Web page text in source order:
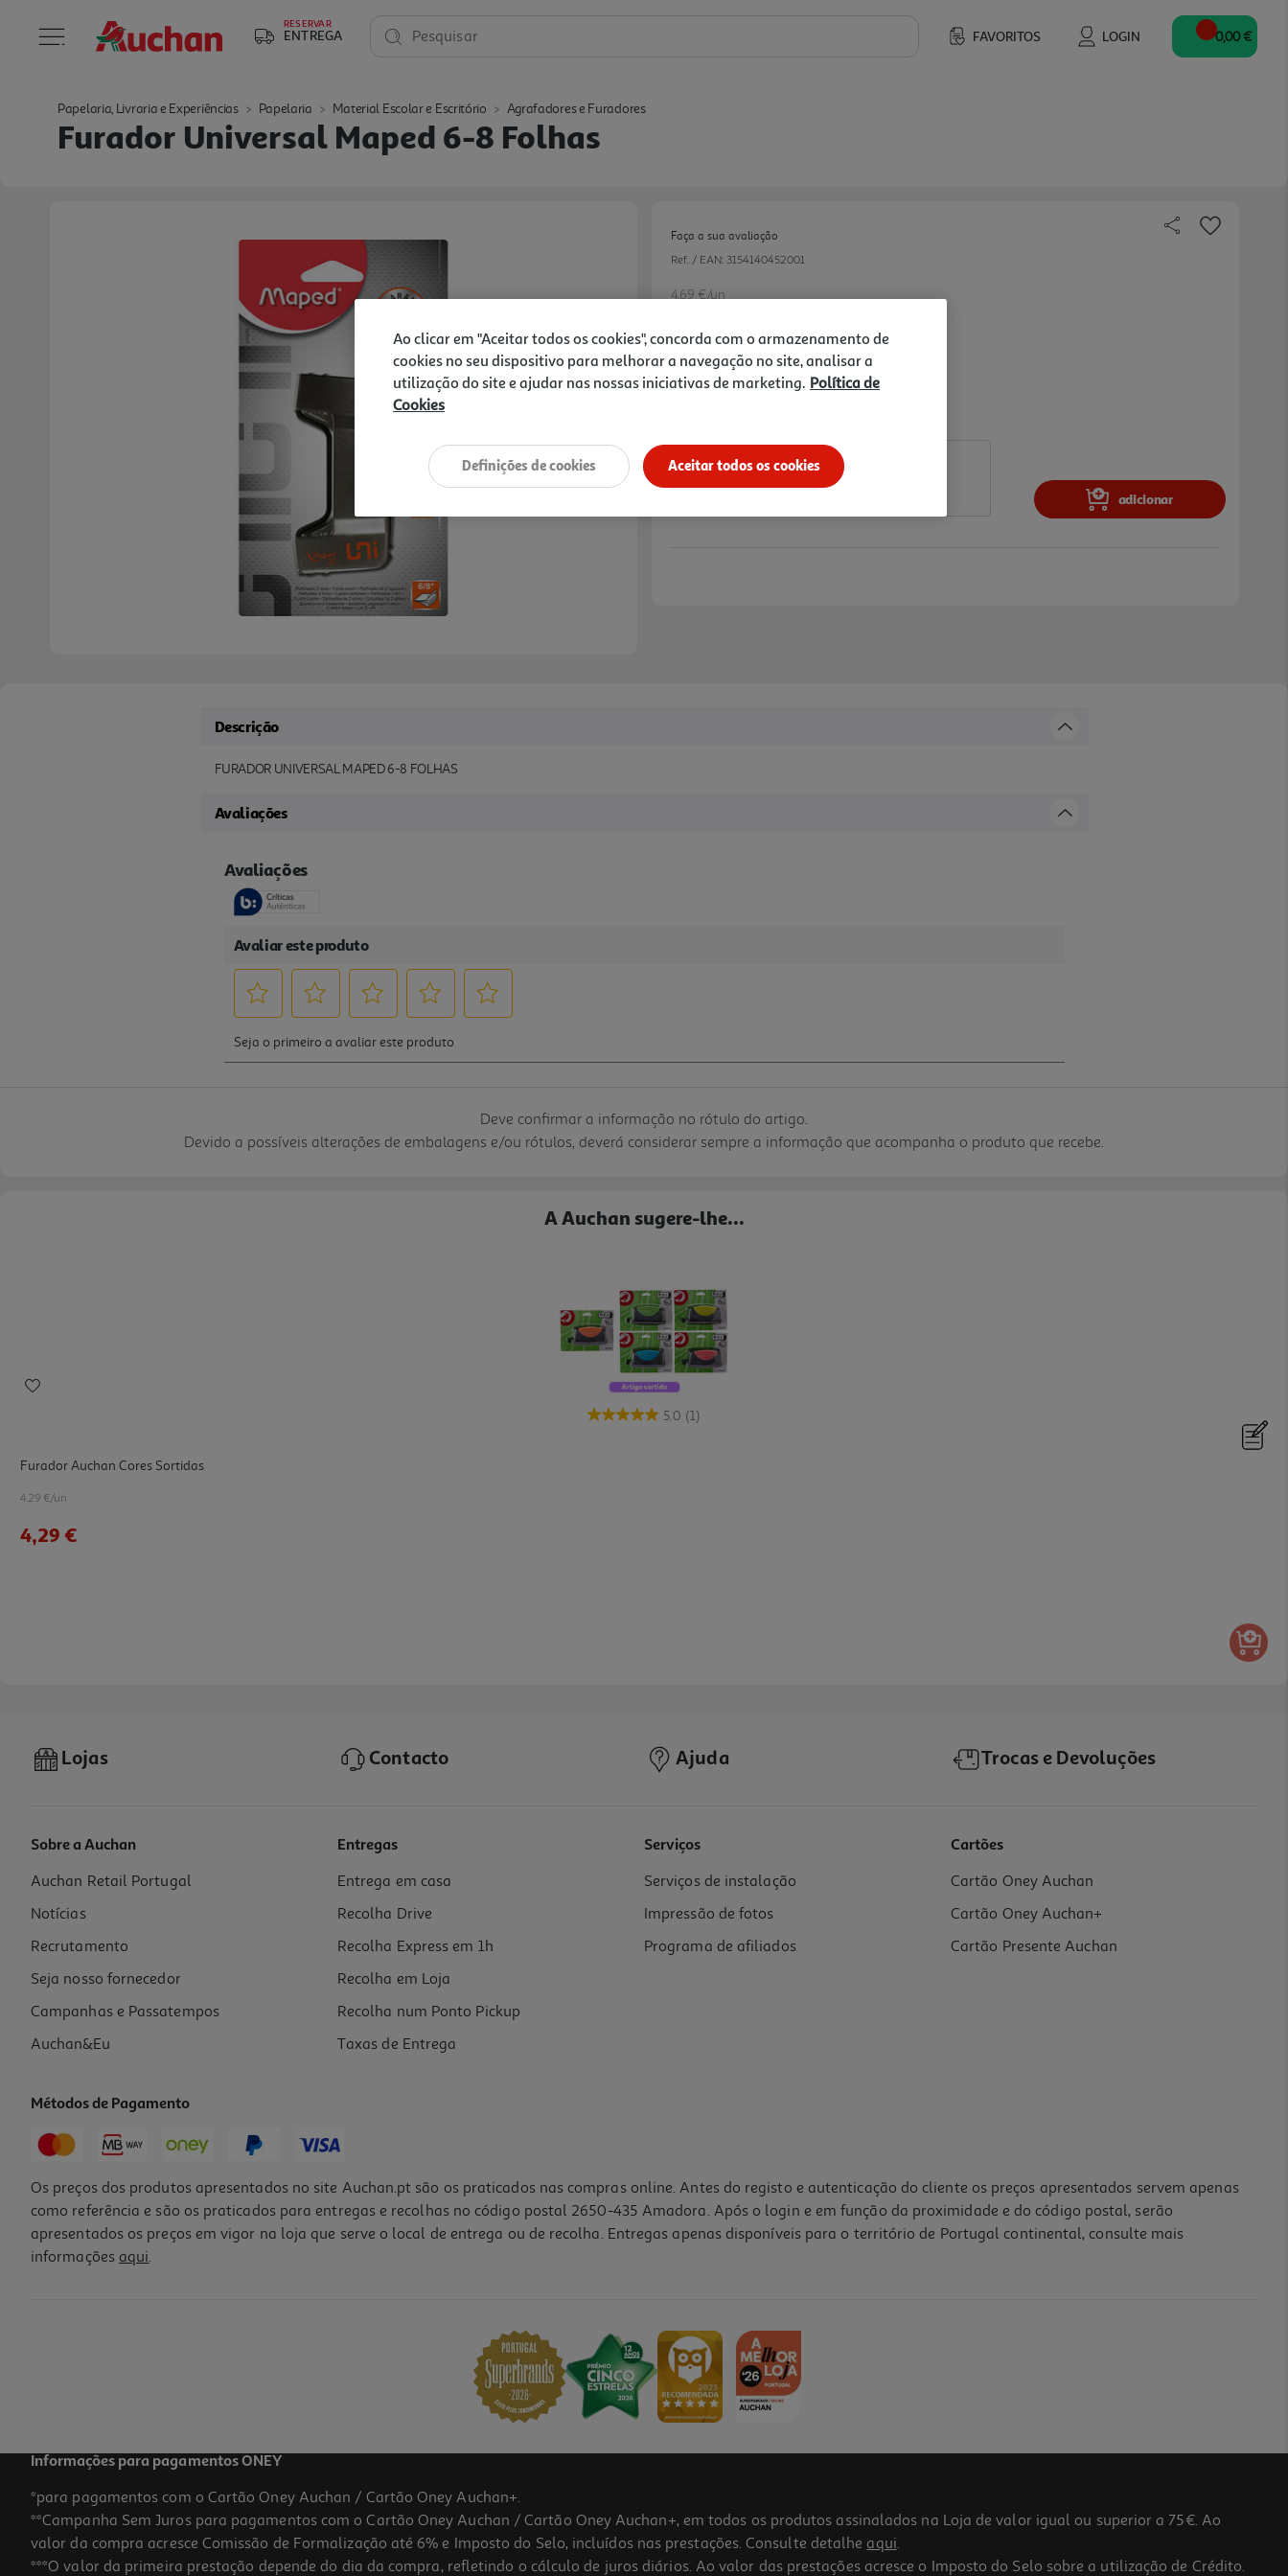
RESERVAR
ENTREGA FAVORITOS LOGIN
Pesquisar 0,00 €
Papelaria, Livraria e Experiências Papelaria Material Escolar e Escritório Agrafadores e Furadores
Furador Universal Maped 6-8 Folhas
Faça a sua avaliação
Ref. / EAN: 3154140452001
4.69 €/un
4,69 €
adicionar
Descrição
FURADOR UNIVERSAL MAPED 6-8 FOLHAS
Avaliações
Deve confirmar a informação no rótulo do artigo.
Devido a possíveis alterações de embalagens e/ou rótulos, deverá considerar sempre a informação que acompanha o produto que recebe.
A Auchan sugere-lhe...
5.0 (1)
Furador Auchan Cores Sortidas
4.29 €/un
4,29 €
Kit Escolar Kidy Learn Maped Concentration 4 Peças Cores Sortidas
7.99 €/un
7,99 €
Lojas Contacto Ajuda Trocas e Devoluções
Sobre a Auchan
Auchan Retail Portugal
Notícias
Recrutamento
Seja nosso fornecedor
Campanhas e Passatempos
Auchan&Eu
Entregas
Entrega em casa
Recolha Drive
Recolha Express em 1h
Recolha em Loja
Recolha num Ponto Pickup
Taxas de Entrega
Serviços
Serviços de instalação
Impressão de fotos
Programa de afiliados
Cartões
Cartão Oney Auchan
Cartão Oney Auchan+
Cartão Presente Auchan
Métodos de Pagamento
Os preços dos produtos apresentados no site Auchan.pt são os praticados nas compras online. Antes do registo e autenticação do cliente os preços apresentados servem apenas
como referência e são os praticados para entregas e recolhas no código postal 2650-435 Amadora. Após o login e em função da proximidade e do código postal, serão
apresentados os preços em vigor na loja que serve o local de entrega ou de recolha. Entregas apenas disponíveis para o território de Portugal continental, consulte mais
informações aqui.
Informações para pagamentos ONEY
*para pagamentos com o Cartão Oney Auchan / Cartão Oney Auchan+.
**Campanha Sem Juros para pagamentos com o Cartão Oney Auchan / Cartão Oney Auchan+, em todos os produtos assinalados na Loja de valor igual ou superior a 75€. Ao
valor da compra acresce Comissão de Formalização até 6% e Imposto do Selo, incluídos nas prestações. Consulte detalhe aqui.
***O valor da primeira prestação depende do dia da compra, refletindo o cálculo de juros diários. Ao valor das prestações acresce o Imposto do Selo sobre a utilização de Crédito.
Ao clicar em "Aceitar todos os cookies", concorda com o armazenamento de
cookies no seu dispositivo para melhorar a navegação no site, analisar a
utilização do site e ajudar nas nossas iniciativas de marketing. Política de
Cookies
Aceitar todos os cookies
Definições de cookies